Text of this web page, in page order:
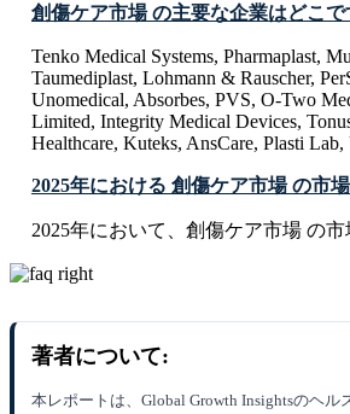
創傷ケア市場 の主要な企業はどこで
Tenko Medical Systems, Pharmaplast,
Taumediplast, Lohmann & Rauscher,
Unomedical, Absorbes, PVS, O-Two
Limited, Integrity Medical Devices,
Healthcare, Kuteks, AnsCare, Plasti
2025年における 創傷ケア市場 の市
2025年において、創傷ケア市場 の
著者について:
本レポートは、Global Growth Insightsのヘル